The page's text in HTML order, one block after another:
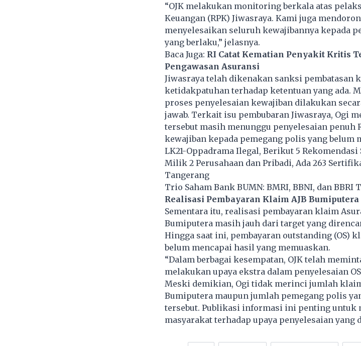
“OJK melakukan monitoring berkala atas
Keuangan (RPK) Jiwasraya. Kami juga
menyelesaikan seluruh kewajibannya kepada
yang berlaku,” jelasnya.
Baca Juga: RI Catat Kematian Penyakit Kritis
Pengawasan Asuransi
Jiwasraya telah dikenakan sanksi pembatasan
ketidakpatuhan terhadap ketentuan yang ada.
proses penyelesaian kewajiban dilakukan
jawab. Terkait isu pembubaran Jiwasraya, Ogi
tersebut masih menunggu penyelesaian penuh
kewajiban kepada pemegang polis yang
LK21-Oppadrama Ilegal, Berikut 5
Milik 2 Perusahaan dan Pribadi, Ada 263
Tangerang
Trio Saham Bank BUMN: BMRI, BBNI, dan
Realisasi Pembayaran Klaim AJB Bumiputera
Sementara itu, realisasi pembayaran klaim
Bumiputera masih jauh dari target yang
Hingga saat ini, pembayaran outstanding (OS)
belum mencapai hasil yang memuaskan.
“Dalam berbagai kesempatan, OJK telah
melakukan upaya ekstra dalam penyelesaian
Meski demikian, Ogi tidak merinci jumlah
Bumiputera maupun jumlah pemegang polis
tersebut. Publikasi informasi ini penting untuk
masyarakat terhadap upaya penyelesaian yang